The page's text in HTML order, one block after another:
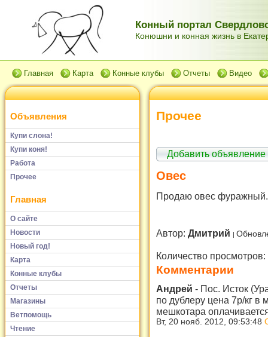
Конный портал
Конюшни и конная жизнь в
Главная Карта Конные клубы Отчеты Видео
Объявления
Купи слона!
Купи коня!
Работа
Прочее
Главная
О сайте
Новости
Новый год!
Карта
Конные клубы
Отчеты
Магазины
Ветпомощь
Чтение
Прочее
Добавить объявление
Овес
Продаю овес фуражный.
Автор: Дмитрий
Количество просмотров:
Комментарии
Андрей - Пос. Исток
по дублеру цена 7р/кг в
мешкотара
Вт, 20 нояб. 2012, 09:53:48